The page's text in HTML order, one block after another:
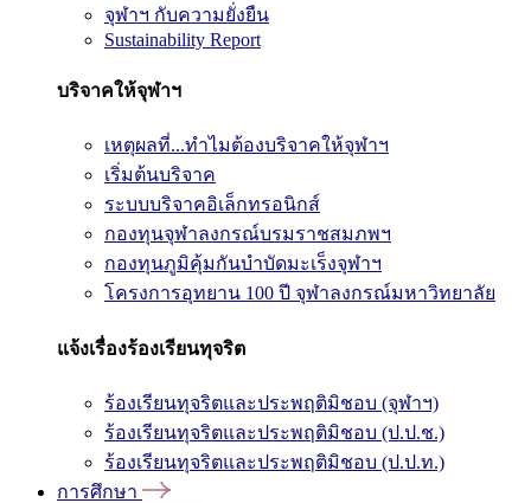
จุฬาฯ กับความยั่งยืน
Sustainability Report
บริจาคให้จุฬาฯ
เหตุผลที่...ทำไมต้องบริจาคให้จุฬาฯ
เริ่มต้นบริจาค
ระบบบริจาคอิเล็กทรอนิกส์
กองทุนจุฬาลงกรณ์บรมราชสมภพฯ
กองทุนภูมิคุ้มกันบำบัดมะเร็งจุฬาฯ
โครงการอุทยาน 100 ปี จุฬาลงกรณ์มหาวิทยาลัย
แจ้งเรื่องร้องเรียนทุจริต
ร้องเรียนทุจริตและประพฤติมิชอบ (จุฬาฯ)
ร้องเรียนทุจริตและประพฤติมิชอบ (ป.ป.ช.)
ร้องเรียนทุจริตและประพฤติมิชอบ (ป.ป.ท.)
การศึกษา